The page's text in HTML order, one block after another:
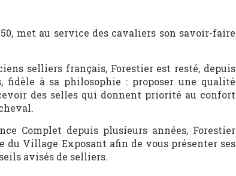
met au service des cavaliers son savoir-faire
ns selliers français, Forestier est resté, depuis
fidèle à sa philosophie : proposer une qualité
des selles qui donnent priorité au confort
Complet depuis plusieurs années, Forestier
du Village Exposant afin de vous présenter ses
avisés de selliers.